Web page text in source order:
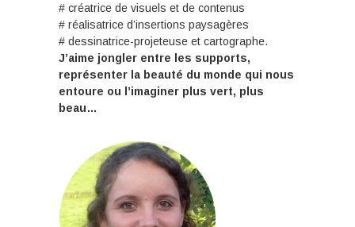
# créatrice de visuels et de contenus
# réalisatrice d’insertions paysagères
# dessinatrice-projeteuse et cartographe.
J’aime jongler entre les supports,
représenter la beauté du monde qui nous
entoure ou l’imaginer plus vert, plus
beau…